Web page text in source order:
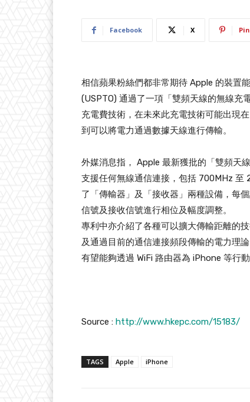
Facebook X
相信蘋果粉絲們都非常期待 Apple 的裝置
(USPTO) 通過了一項「雙頻天線的無線充
充電費技術，在未來此充電技術可能出現
到可以將電力通過數據天線進行傳輸。
外媒消息指， Apple 最新獲批的「雙頻天
支援任何無線通信連接，包括 700MHz 至
了「傳輸器」及「接收器」兩種設備，每
信號及接收信號進行相位及幅度調整。
專利中亦介紹了各種可以擴大傳輸距離的
及通過目前的通信連接頻段傳輸的電力理
有望能夠透過 WiFi 路由器為 iPhone 等行
Source : http://www.hkepc.com/15183/
TAGS Apple iPhone